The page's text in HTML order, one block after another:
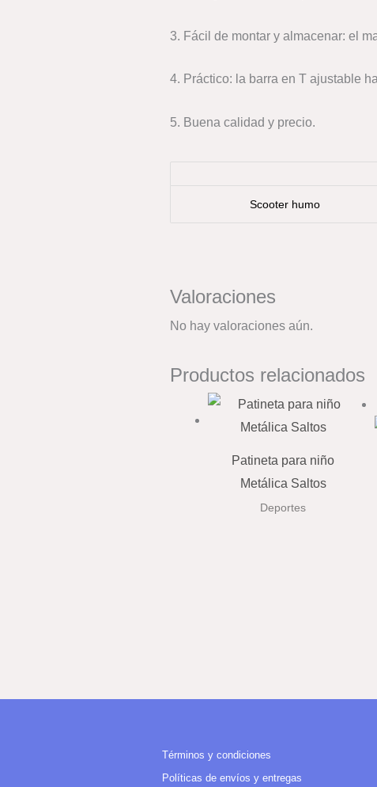
3. Fácil de montar y almacenar: el
4. Práctico: la barra en T ajustable
5. Buena calidad y precio.
Scooter humo
Valoraciones
No hay valoraciones aún.
Productos relacionados
Patineta para niño
Metálica Saltos
Deportes
Términos y condiciones
Políticas de envíos y entregas